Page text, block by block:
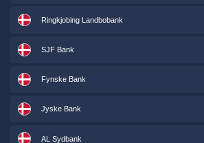
Ringkjobing Landbobank
SJF Bank
Fynske Bank
Jyske Bank
AL Sydbank